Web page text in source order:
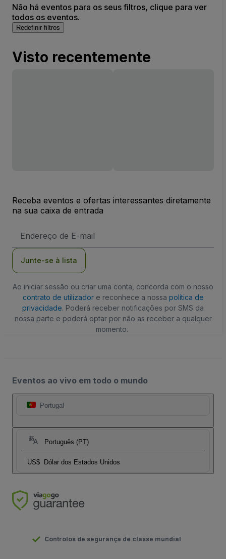
Não há eventos para os seus filtros, clique para ver
todos os eventos.
Redefinir filtros
Visto recentemente
Receba eventos e ofertas interessantes diretamente
na sua caixa de entrada
de
Junte-se à lista
Ao iniciar sessão ou criar uma conta, concorda com o nosso
contrato de utilizadore reconhece a nossa política de
privacidade. Poderá receber notificações por SMS da
nossa parte e poderá optar por não as receber a qualquer
momento.
Eventos ao vivo em todo o mundo
Portugal
Português (PT)
US$ Dólar dos Estados Unidos
Controlos de segurança de classe mundial